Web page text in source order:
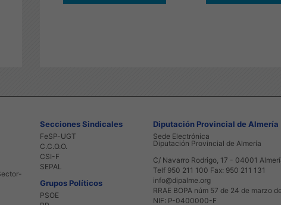
Secciones Sindicales
FeSP-UGT
C.C.O.O.
CSI-F
SEPAL
Grupos Políticos
PSOE
Diputación Provincial de Almería
Sede Electrónica
Diputación Provincial de Almería
C/ Navarro Rodrigo, 17 - 04001
Telf 950 211 100 Fax: 950 211 131
info@dipalme.org
RRAE BOPA núm 57 de 24 de marzo
NIF: P-0400000-F